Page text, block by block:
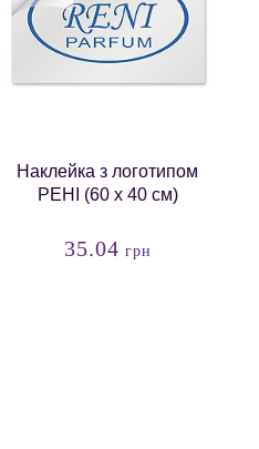
Наклейка з логотипом
РЕНІ (60 х 40 см)
35.04 грн